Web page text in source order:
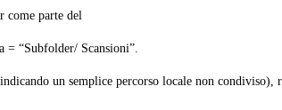
come parte del
= “Subfolder/ Scansioni”.
un semplice percorso locale non condiviso),